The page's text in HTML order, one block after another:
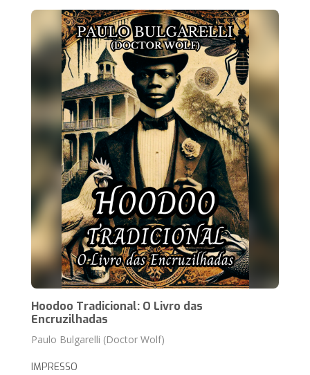
Hoodoo Tradicional: O Livro das
Encruzilhadas
Paulo Bulgarelli (Doctor Wolf)
IMPRESSO